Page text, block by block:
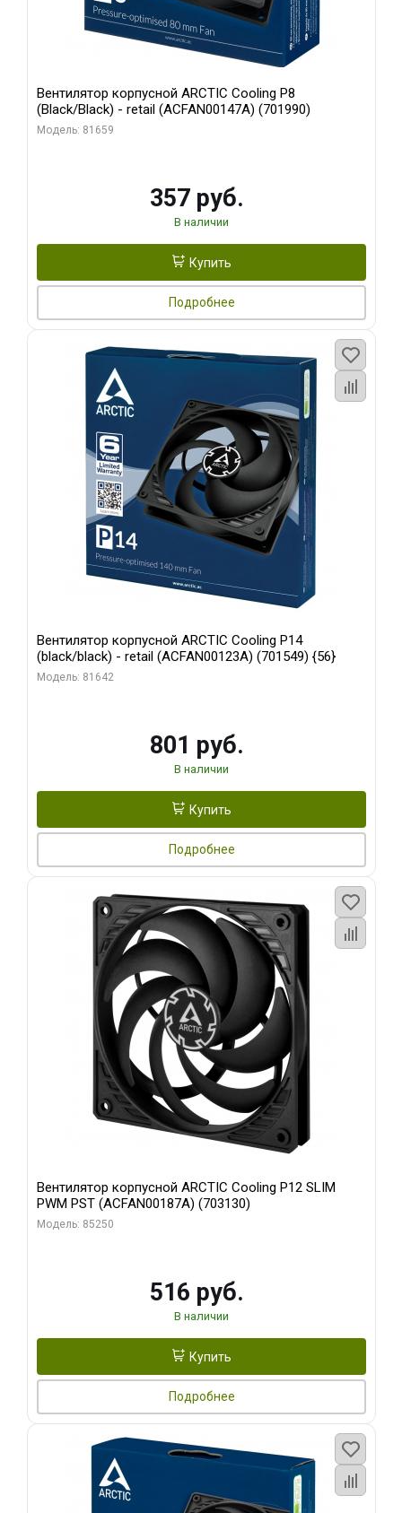
Вентилятор корпусной ARCTIC Cooling P8
(Black/Black) - retail (ACFAN00147A) (701990)
Модель: 81659
357 руб.
В наличии
Купить
Подробнее
Вентилятор корпусной ARCTIC Cooling P14
(black/black) - retail (ACFAN00123A) (701549) {56}
Модель: 81642
801 руб.
В наличии
Купить
Подробнее
Вентилятор корпусной ARCTIC Cooling P12 SLIM
PWM PST (ACFAN00187A) (703130)
Модель: 85250
516 руб.
В наличии
Купить
Подробнее